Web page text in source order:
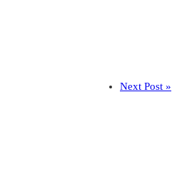
Next Post »